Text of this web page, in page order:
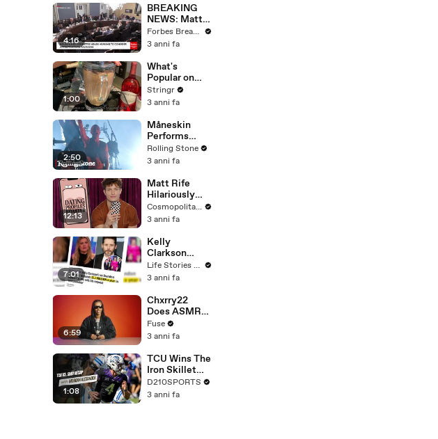
4:16
BREAKING
NEWS: Matt
Gaetz Tells
House
'I'm Not Going
To Vote For A
Continuing
Resolution'
Forbes Breaking News
3 anni fa
1:00
What's
Popular on
Uber Eats?
Stringr
3 anni fa
2:50
Måneskin
Performs
"HONEY" at
MSG
Rolling Stone
3 anni fa
12:13
Matt Rife
Hilariously
Roasts Your
Dating
Cosmopolitan
Cosmopolitan USA
3 anni fa
7:01
Kelly
Clarkson
Fights Back
Against
Blackstock In
Devastating
Divorce
Battle
Life Stories By Goalcast
3 anni fa
6:59
Chxrry22
Does ASMR
with Matcha,
Talks Using
Escape &
Touring with
The Weeknd
Fuse
3 anni fa
1:08
TCU Wins The
Iron Skillet
With A 34-17
Win Over
D210SPORTS
3 anni fa